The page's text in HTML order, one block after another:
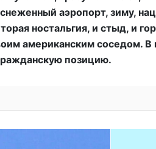
аэропорт, зиму,
ностальгия, и стыд, и
американским соседом.
позицию.